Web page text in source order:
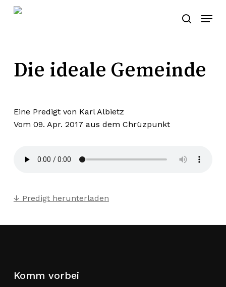
Skip
search
Menu
Die ideale Gemeinde
Eine Predigt von Karl Albietz
Vom 09. Apr. 2017 aus dem Chrüzpunkt
↓ Predigt herunterladen
Komm vorbei